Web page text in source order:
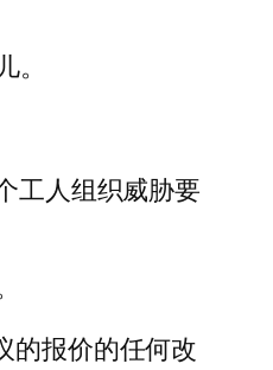
工人组织威胁要
的报价的任何改